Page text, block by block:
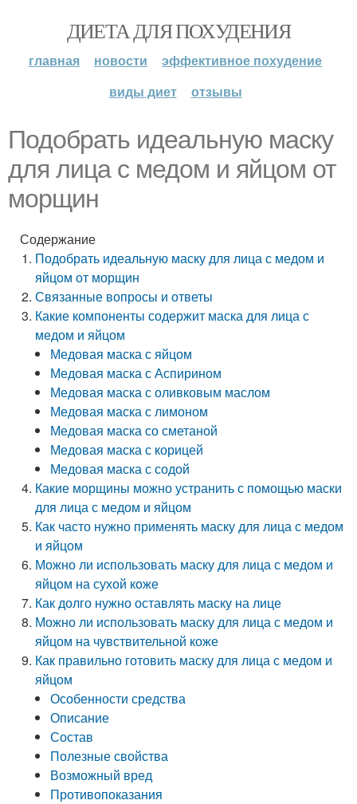
ДИЕТА ДЛЯ ПОХУДЕНИЯ
главная новости
эффективное похудение
виды диет
отзывы
Подобрать идеальную маску
для лица с медом и яйцом от
морщин
Содержание
Подобрать идеальную маску для лица с медом и
яйцом от морщин
Связанные вопросы и ответы
Какие компоненты содержит маска для лица с
медом и яйцом
Медовая маска с яйцом
Медовая маска с Аспирином
Медовая маска с оливковым маслом
Медовая маска с лимоном
Медовая маска со сметаной
Медовая маска с корицей
Медовая маска с содой
Какие морщины можно устранить с помощью маски
для лица с медом и яйцом
Как часто нужно применять маску для лица с медом
и яйцом
Можно ли использовать маску для лица с медом и
яйцом на сухой коже
Как долго нужно оставлять маску на лице
Можно ли использовать маску для лица с медом и
яйцом на чувствительной коже
Как правильно готовить маску для лица с медом и
яйцом
Особенности средства
Описание
Состав
Полезные свойства
Возможный вред
Противопоказания